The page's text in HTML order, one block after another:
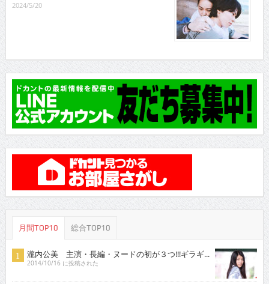
2024/5/20
月間TOP10 総合TOP10
瀧内公美 主演・長編・ヌードの初が３つ!!!ギラギ...
2014/10/16 に投稿された